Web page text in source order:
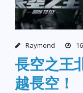
Raymond
長空之王
越長空！